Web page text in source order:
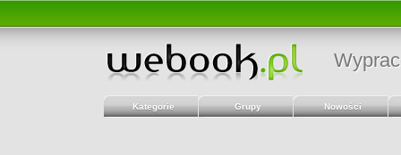
Kategorie Grupy Nowości